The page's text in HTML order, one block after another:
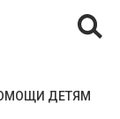
ДЕТЯМ